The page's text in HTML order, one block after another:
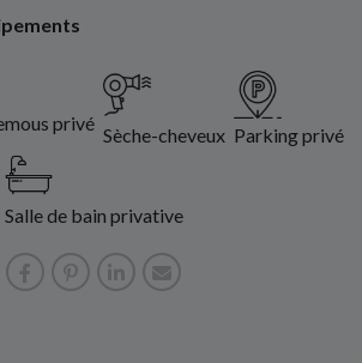
privé
Sèche-cheveux Parking privé
Salle de bain privative